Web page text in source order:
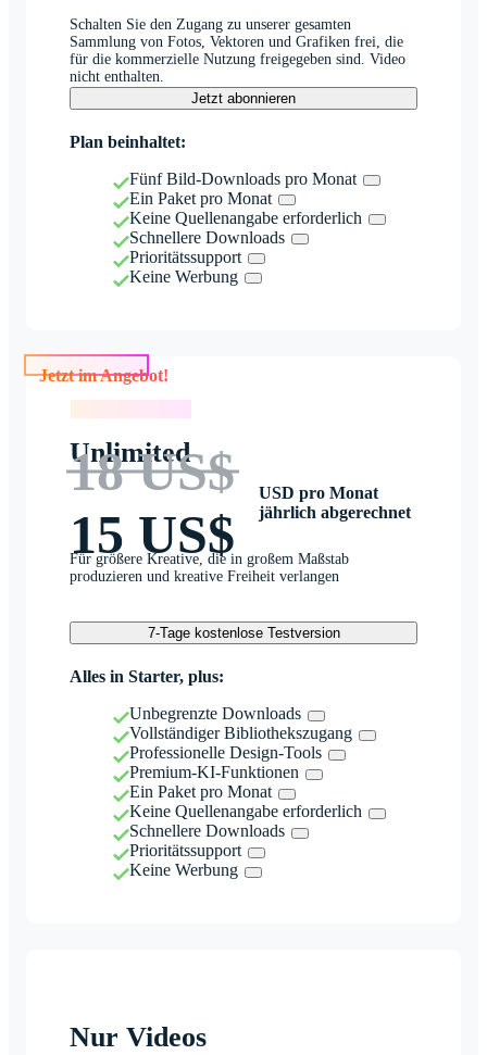
Schalten Sie den Zugang zu unserer gesamten
Sammlung von Fotos, Vektoren und Grafiken frei, die
für die kommerzielle Nutzung freigegeben sind. Video
nicht enthalten.
Jetzt abonnieren
Plan beinhaltet:
Fünf Bild-Downloads pro Monat
Ein Paket pro Monat
Keine Quellenangabe erforderlich
Schnellere Downloads
Prioritätssupport
Keine Werbung
Jetzt im Angebot!
Unlimited
18 US$
15 US$
USD pro Monat
jährlich abgerechnet
Für größere Kreative, die in großem Maßstab
produzieren und kreative Freiheit verlangen
7-Tage kostenlose Testversion
Alles in Starter, plus:
Unbegrenzte Downloads
Vollständiger Bibliothekszugang
Professionelle Design-Tools
Premium-KI-Funktionen
Ein Paket pro Monat
Keine Quellenangabe erforderlich
Schnellere Downloads
Prioritätssupport
Keine Werbung
Nur Videos